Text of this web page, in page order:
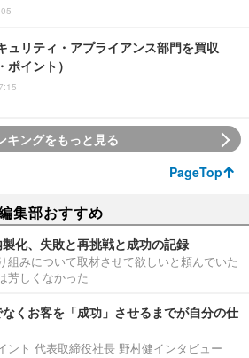
ュリティ・アプライアンス部門を買収
ポイント）
キングをもっと見る
PageTop
集部おすすめ
化、失敗と再挑戦と成功の記録
組みについて取材させて欲しいと頼んでいた
芳しくなかった
なくお客を「成功」させるまでが自分の仕
ント 代表取締役社長 野村健インタビュー